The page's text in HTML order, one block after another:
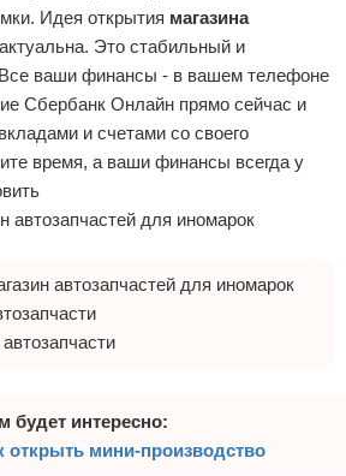
информации
Идея открытия магазина
Это стабильный и
ваши финансы - в вашем телефоне
Сбербанк Онлайн прямо сейчас и
и счетами со своего
время, а ваши финансы всегда у
автозапчастей для иномарок
будет интересно:
открыть мини-производство